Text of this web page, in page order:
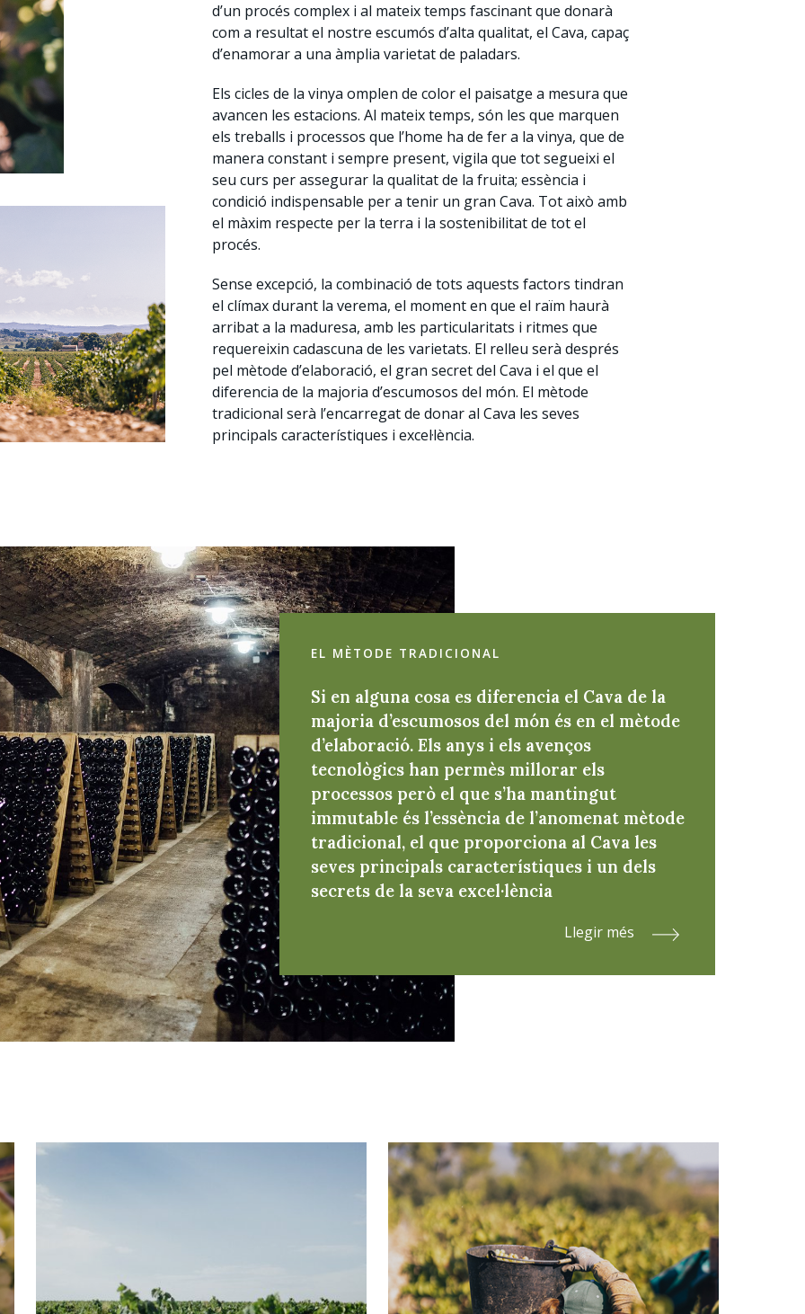
d’un procés complex i al mateix temps fascinant que donarà
com a resultat el nostre escumós d’alta qualitat, el Cava, capaç
d’enamorar a una àmplia varietat de paladars.
Els cicles de la vinya omplen de color el paisatge a mesura que
avancen les estacions. Al mateix temps, són les que marquen
els treballs i processos que l’home ha de fer a la vinya, que de
manera constant i sempre present, vigila que tot segueixi el
seu curs per assegurar la qualitat de la fruita; essència i
condició indispensable per a tenir un gran Cava. Tot això amb
el màxim respecte per la terra i la sostenibilitat de tot el
procés.
Sense excepció, la combinació de tots aquests factors tindran
el clímax durant la verema, el moment en que el raïm haurà
arribat a la maduresa, amb les particularitats i ritmes que
requereixin cadascuna de les varietats. El relleu serà després
pel mètode d’elaboració, el gran secret del Cava i el que el
diferencia de la majoria d’escumosos del món. El mètode
tradicional serà l’encarregat de donar al Cava les seves
principals característiques i excel·lència.
EL MÈTODE TRADICIONAL
Si en alguna cosa es diferencia el Cava de la
majoria d’escumosos del món és en el mètode
d’elaboració. Els anys i els avenços
tecnològics han permès millorar els
processos però el que s’ha mantingut
immutable és l’essència de l’anomenat mètode
tradicional, el que proporciona al Cava les
seves principals característiques i un dels
secrets de la seva excel·lència
Llegir més